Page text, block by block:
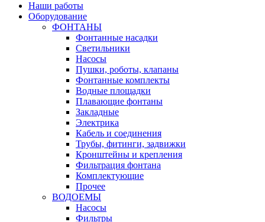
Наши работы
Оборудование
ФОНТАНЫ
Фонтанные насадки
Cветильники
Насосы
Пушки, роботы, клапаны
Фонтанные комплекты
Водные площадки
Плавающие фонтаны
Закладные
Электрика
Кабель и соединения
Трубы, фитинги, задвижки
Кронштейны и крепления
Фильтрация фонтана
Комплектующие
Прочее
ВОДОЕМЫ
Насосы
Фильтры